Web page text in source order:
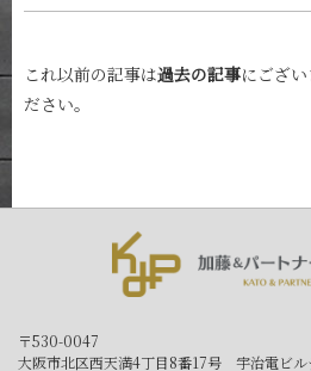
これ以前の記事は過去の記事にござ
ださい。
〒530-0047
大阪市北区西天満4丁目8番17号 宇治電ビル